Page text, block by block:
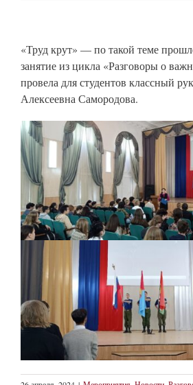
«Труд крут» — по такой теме
занятие из цикла «Разговоры о
провела для студентов классный
Алексеевна Самородова.